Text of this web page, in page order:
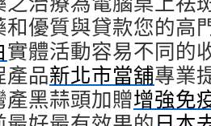
和優質與貸款您的高
實體活動容易不同的
產品新北市當舖專業
黑蒜頭加贈增強免